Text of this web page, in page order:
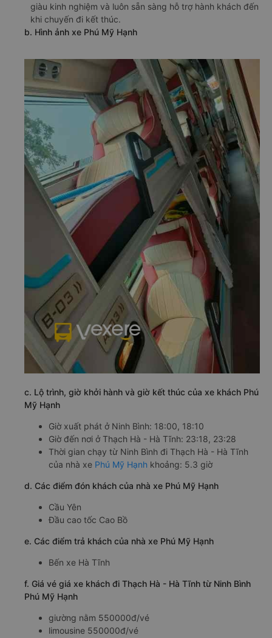
giàu kinh nghiệm và luôn sẵn sàng hỗ trợ hành khách đến
khi chuyến đi kết thúc.
b. Hình ảnh xe Phú Mỹ Hạnh
c. Lộ trình, giờ khởi hành và giờ kết thúc của xe khách Phú
Mỹ Hạnh
Giờ xuất phát ở Ninh Bình: 18:00, 18:10
Giờ đến nơi ở Thạch Hà - Hà Tĩnh: 23:18, 23:28
Thời gian chạy từ Ninh Bình đi Thạch Hà - Hà Tĩnh
của nhà xe Phú Mỹ Hạnh khoảng: 5.3 giờ
d. Các điểm đón khách của nhà xe Phú Mỹ Hạnh
Cầu Yên
Đầu cao tốc Cao Bồ
e. Các điểm trả khách của nhà xe Phú Mỹ Hạnh
Bến xe Hà Tĩnh
f. Giá vé giá xe khách đi Thạch Hà - Hà Tĩnh từ Ninh Bình
Phú Mỹ Hạnh
giường nằm 550000đ/vé
limousine 550000đ/vé